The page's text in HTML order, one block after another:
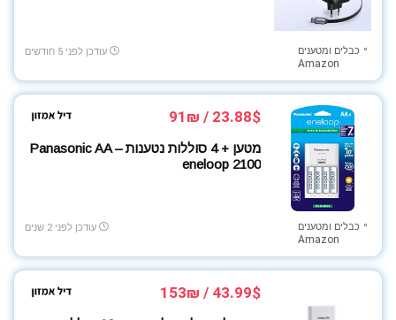
מוצרי תינוקות
מוצרים לילדים
מזון בריאות
מחשבים ניידים
מטבח ובישול
מכונות קפה
מכוניות בשלט רחוק
מצלמות אבטחה
מצלמות ואביזרים
מצלמות רכב
מקרנים
משחקי קופסה ובנייה
משחקים לילדים ופעוטות
כבלים ומטענים
Amazon
עודכן לפני 5 חודשים
23.88$ / 91₪
מטען + 4 סוללות נטענות – Panasonic AA
eneloop 2100
כבלים ומטענים
Amazon
עודכן לפני 2 שנים
43.99$ / 153₪